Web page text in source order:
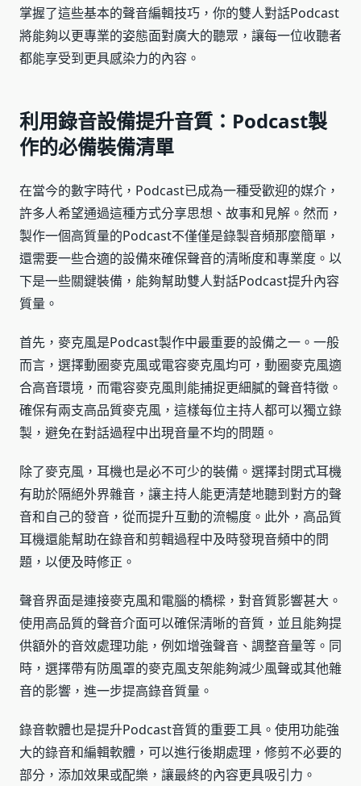
掌握了這些基本的聲音編輯技巧，你的雙人對話Podcast
將能夠以更專業的姿態面對廣大的聽眾，讓每一位收聽者
都能享受到更具感染力的內容。
利用錄音設備提升音質：Podcast製
作的必備裝備清單
在當今的數字時代，Podcast已成為一種受歡迎的媒介，
許多人希望通過這種方式分享思想、故事和見解。然而，
製作一個高質量的Podcast不僅僅是錄製音頻那麼簡單，
還需要一些合適的設備來確保聲音的清晰度和專業度。以
下是一些關鍵裝備，能夠幫助雙人對話Podcast提升內容
質量。
首先，麥克風是Podcast製作中最重要的設備之一。一般
而言，選擇動圈麥克風或電容麥克風均可，動圈麥克風適
合高音環境，而電容麥克風則能捕捉更細膩的聲音特徵。
確保有兩支高品質麥克風，這樣每位主持人都可以獨立錄
製，避免在對話過程中出現音量不均的問題。
除了麥克風，耳機也是必不可少的裝備。選擇封閉式耳機
有助於隔絕外界雜音，讓主持人能更清楚地聽到對方的聲
音和自己的發音，從而提升互動的流暢度。此外，高品質
耳機還能幫助在錄音和剪輯過程中及時發現音頻中的問
題，以便及時修正。
聲音界面是連接麥克風和電腦的橋樑，對音質影響甚大。
使用高品質的聲音介面可以確保清晰的音質，並且能夠提
供額外的音效處理功能，例如增強聲音、調整音量等。同
時，選擇帶有防風罩的麥克風支架能夠減少風聲或其他雜
音的影響，進一步提高錄音質量。
錄音軟體也是提升Podcast音質的重要工具。使用功能強
大的錄音和編輯軟體，可以進行後期處理，修剪不必要的
部分，添加效果或配樂，讓最終的內容更具吸引力。